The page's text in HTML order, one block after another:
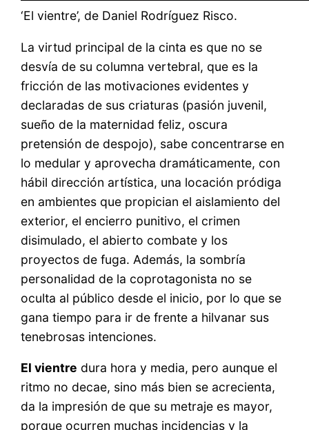
‘El vientre’, de Daniel Rodríguez Risco.
La virtud principal de la cinta es que no se
desvía de su columna vertebral, que es la
fricción de las motivaciones evidentes y
declaradas de sus criaturas (pasión juvenil,
sueño de la maternidad feliz, oscura
pretensión de despojo), sabe concentrarse en
lo medular y aprovecha dramáticamente, con
hábil dirección artística, una locación pródiga
en ambientes que propician el aislamiento del
exterior, el encierro punitivo, el crimen
disimulado, el abierto combate y los
proyectos de fuga. Además, la sombría
personalidad de la coprotagonista no se
oculta al público desde el inicio, por lo que se
gana tiempo para ir de frente a hilvanar sus
tenebrosas intenciones.
El vientre dura hora y media, pero aunque el
ritmo no decae, sino más bien se acrecienta,
da la impresión de que su metraje es mayor,
porque ocurren muchas incidencias y la